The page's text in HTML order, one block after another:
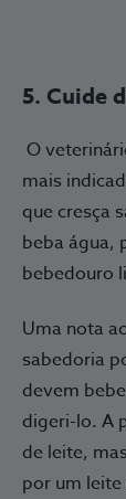
5. Cuide
O
mais
que cresça
beba água,
bebedouro
Uma nota
sabedoria
devem
digeri-lo. A
de leite,
por um